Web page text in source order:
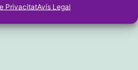
PrivacitatAvís Legal
a les 10:43